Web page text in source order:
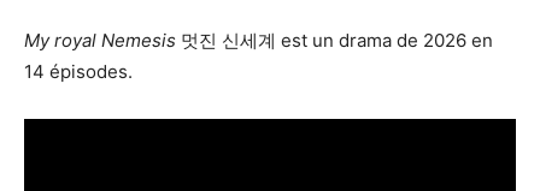
My royal Nemesis 멋진 신세계 est un drama de 2026 en
14 épisodes.